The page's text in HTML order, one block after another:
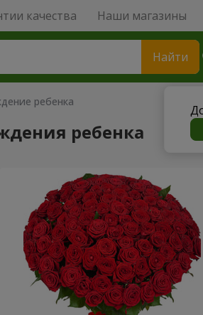
качества Наши магазины
Найти
ребенка
ребенка